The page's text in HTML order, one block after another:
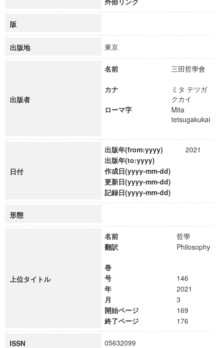
版
出版地 東京
出版者
名前 三田哲學會
カナ
ミタ テツガ
クカイ
ローマ字
Mita
tetsugakukai
日付
出版年(from:yyyy)
2021
出版年(to:yyyy)
作成日(yyyy-mm-dd)
更新日(yyyy-mm-dd)
記録日(yyyy-mm-dd)
形態
上位タイトル
名前
哲學
翻訳
Philosophy
巻
号
146
年
2021
月
3
開始ページ
169
終了ページ
176
ISSN 05632099